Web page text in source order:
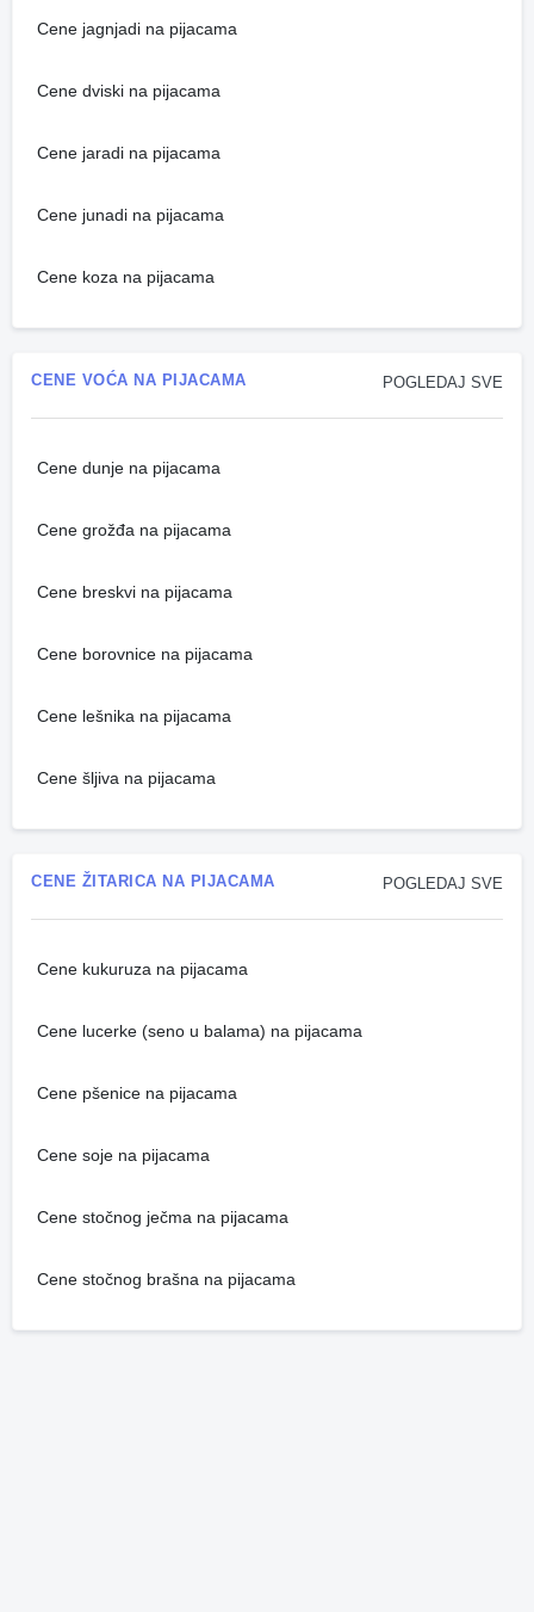
Cene jagnjadi na pijacama
Cene dviski na pijacama
Cene jaradi na pijacama
Cene junadi na pijacama
Cene koza na pijacama
POGLEDAJ SVE
CENE VOĆA NA PIJACAMA
Cene dunje na pijacama
Cene grožđa na pijacama
Cene breskvi na pijacama
Cene borovnice na pijacama
Cene lešnika na pijacama
Cene šljiva na pijacama
POGLEDAJ SVE
CENE ŽITARICA NA PIJACAMA
Cene kukuruza na pijacama
Cene lucerke (seno u balama) na pijacama
Cene pšenice na pijacama
Cene soje na pijacama
Cene stočnog ječma na pijacama
Cene stočnog brašna na pijacama